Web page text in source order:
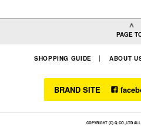
PAGE
SHOPPING GUIDE ABOUT
BRAND SITE
COPYRIGHT (C) Q CO.,LTD